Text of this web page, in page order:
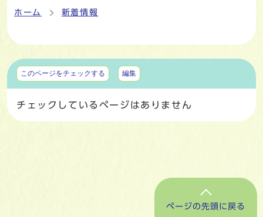
ホーム 新着情報
マイページ
このページをチェックする 編集
チェックしているページはありません
ページの先頭に戻る